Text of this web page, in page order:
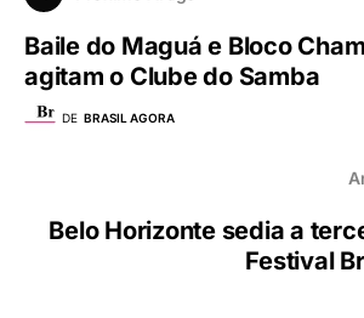
Baile do Maguá e Bloco
agitam o Clube do Samba
DE BRASIL AGORA
Belo Horizonte sedia a
Festival